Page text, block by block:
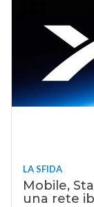
LA SFIDA
Mobile,
una rete